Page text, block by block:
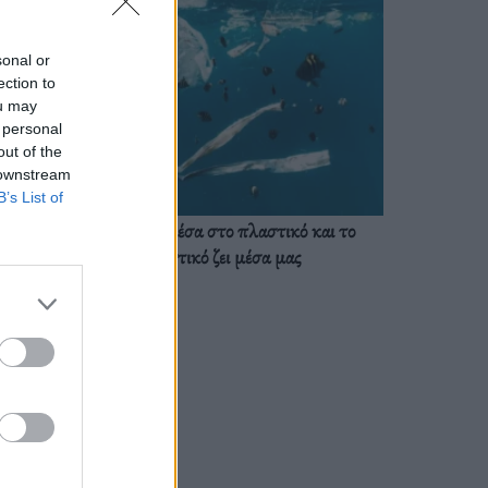
or
to
may
of the
List of
Ζούμε ήδη μέσα στο πλαστικό και το
πλαστικό ζει μέσα μας